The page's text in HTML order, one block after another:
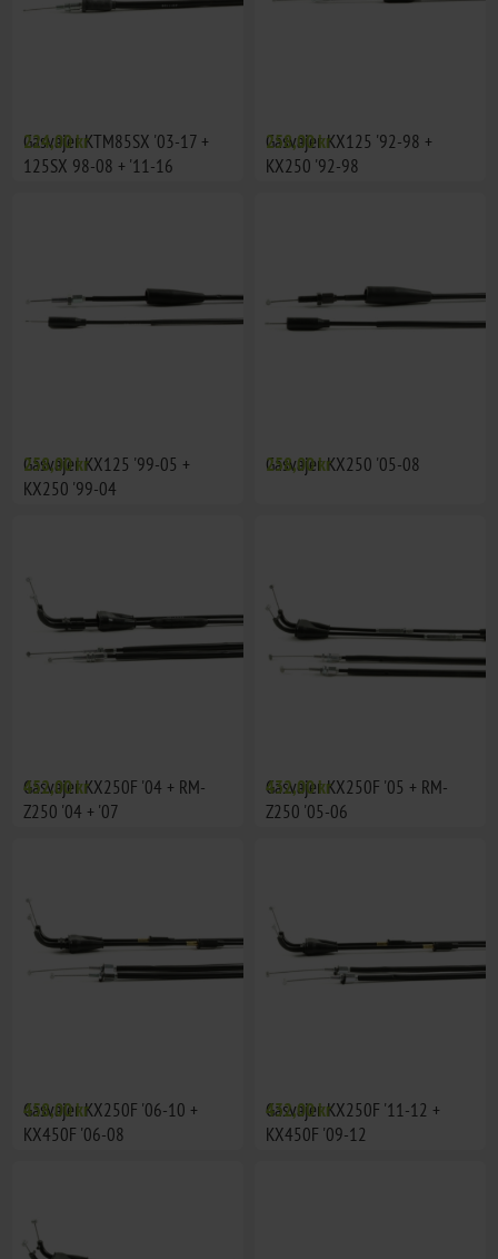
Gasvajer KTM85SX '03-17 +
125SX 98-08 + '11-16
224,00 kr
Gasvajer KX125 '92-98 +
KX250 '92-98
258,00 kr
Gasvajer KX125 '99-05 +
KX250 '99-04
258,00 kr Gasvajer KX250 '05-08
258,00 kr
Gasvajer KX250F '04 + RM-
Z250 '04 + '07
452,00 kr
Gasvajer KX250F '05 + RM-
Z250 '05-06
432,00 kr
Gasvajer KX250F '06-10 +
KX450F '06-08
458,00 kr
Gasvajer KX250F '11-12 +
KX450F '09-12
432,00 kr